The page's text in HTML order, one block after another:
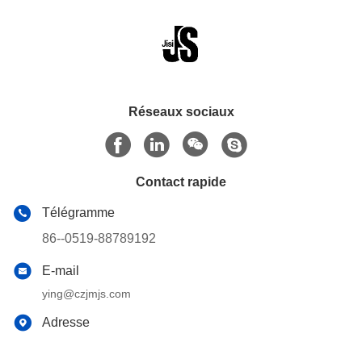
Réseaux sociaux
Contact rapide
Télégramme
86--0519-88789192
E-mail
ying@czjmjs.com
Adresse